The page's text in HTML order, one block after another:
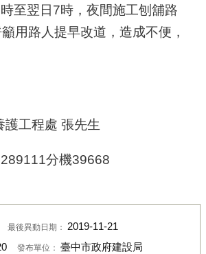
至翌日7時，夜間施工刨舖路
用路人提早改道，造成不便，
護工程處 張先生
分機39668
最後異動日期： 2019-11-21
發布單位： 臺中市政府建設局